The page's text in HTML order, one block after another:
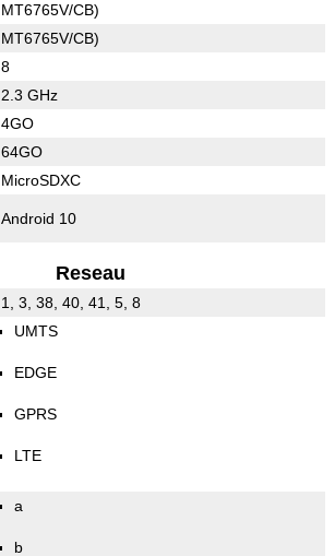
MT6765V/CB)
MT6765V/CB)
8
2.3 GHz
4GO
64GO
MicroSDXC
Android 10
Reseau
1, 3, 38, 40, 41, 5, 8
UMTS
EDGE
GPRS
LTE
a
b